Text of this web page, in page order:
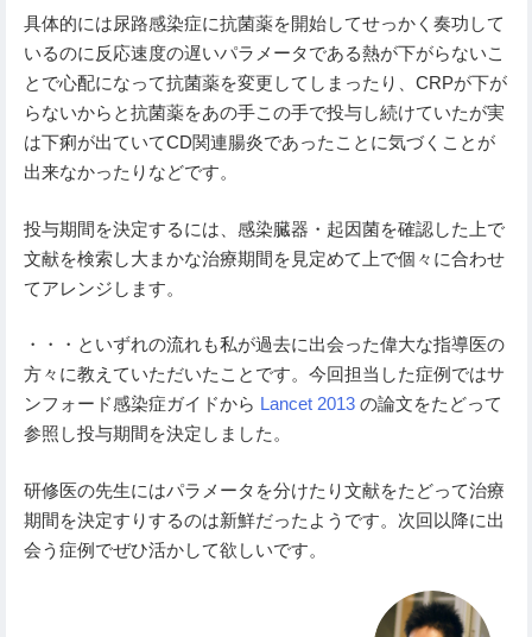
具体的には尿路感染症に抗菌薬を開始してせっかく奏功して
いるのに反応速度の遅いパラメータである熱が下がらないこ
とで心配になって抗菌薬を変更してしまったり、CRPが下が
らないからと抗菌薬をあの手この手で投与し続けていたが実
は下痢が出ていてCD関連腸炎であったことに気づくことが
出来なかったりなどです。
投与期間を決定するには、感染臓器・起因菌を確認した上で
文献を検索し大まかな治療期間を見定めて上で個々に合わせ
てアレンジします。
・・・といずれの流れも私が過去に出会った偉大な指導医の
方々に教えていただいたことです。今回担当した症例ではサ
ンフォード感染症ガイドから Lancet 2013の論文をたどって
参照し投与期間を決定しました。
研修医の先生にはパラメータを分けたり文献をたどって治療
期間を決定すりするのは新鮮だったようです。次回以降に出
会う症例でぜひ活かして欲しいです。